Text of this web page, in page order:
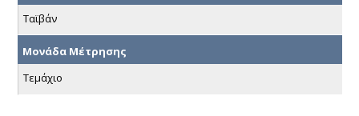
Ταϊβάν
Μονάδα Μέτρησης
Τεμάχιο